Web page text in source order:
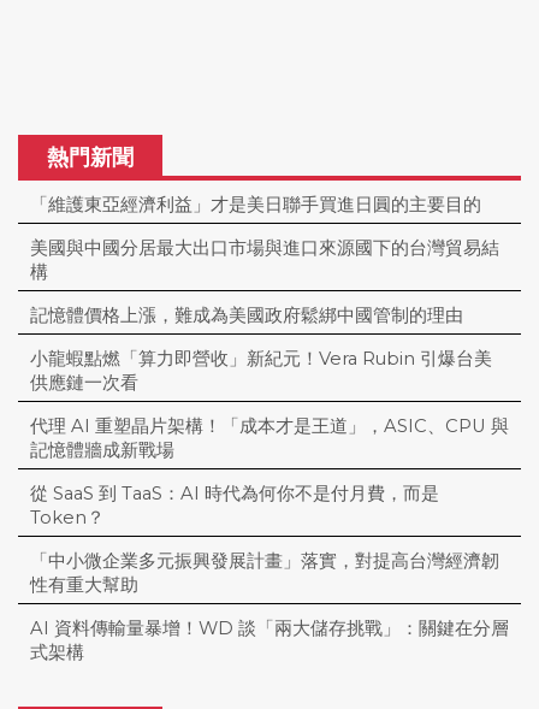
熱門新聞
「維護東亞經濟利益」才是美日聯手買進日圓的主要目的
美國與中國分居最大出口市場與進口來源國下的台灣貿易結
構
記憶體價格上漲，難成為美國政府鬆綁中國管制的理由
小龍蝦點燃「算力即營收」新紀元！Vera Rubin 引爆台美
供應鏈一次看
代理 AI 重塑晶片架構！「成本才是王道」，ASIC、CPU 與
記憶體牆成新戰場
從 SaaS 到 TaaS：AI 時代為何你不是付月費，而是
Token？
「中小微企業多元振興發展計畫」落實，對提高台灣經濟韌
性有重大幫助
AI 資料傳輸量暴增！WD 談「兩大儲存挑戰」：關鍵在分層
式架構